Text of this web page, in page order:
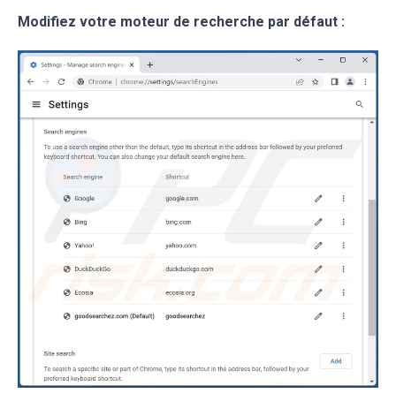
Modifiez votre moteur de recherche par défaut :